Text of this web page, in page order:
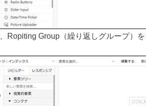
Ropiting Group（繰り返しグループ）を